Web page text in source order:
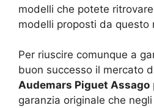
modelli che potete
modelli proposti da questo
Per riuscire comunque a
buon successo il mercato
Audemars Piguet Assago
garanzia originale che